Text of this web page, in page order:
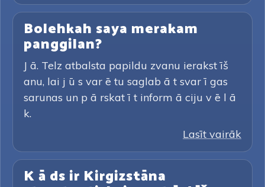
Bolehkah saya merakam
panggilan?
J ā. Telz atbalsta papildu zvanu ierakst īš
anu, lai j ū s var ē tu saglab ā t svar ī gas
sarunas un p ā rskat ī t inform ā ciju v ē l ā
k.
Lasīt vairāk
K ā ds ir Kirgizstāna